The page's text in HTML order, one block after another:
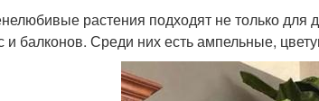
растения подходят не только
и балконов. Среди них есть ампельные,